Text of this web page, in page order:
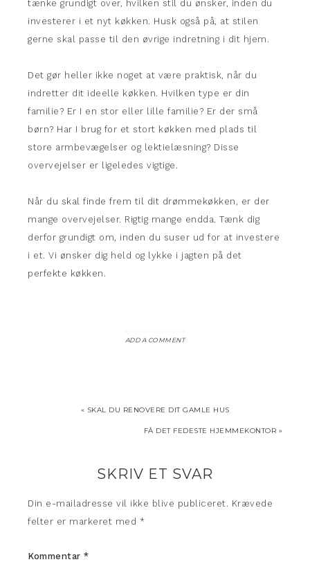
tænke grundigt over, hvilken stil du ønsker, inden du
investerer i et nyt køkken. Husk også på, at stilen
gerne skal passe til den øvrige indretning i dit hjem.
Det gør heller ikke noget at være praktisk, når du
indretter dit ideelle køkken. Hvilken type er din
familie? Er I en stor eller lille familie? Er der små
børn? Har I brug for et stort køkken med plads til
store armbevægelser og lektielæsning? Disse
overvejelser er ligeledes vigtige.
Når du skal finde frem til dit drømmekøkken, er der
mange overvejelser. Rigtig mange endda. Tænk dig
derfor grundigt om, inden du suser ud for at investere
i et. Vi ønsker dig held og lykke i jagten på det
perfekte køkken.
ADD A COMMENT
« SKAL DU RENOVERE DIT GAMLE HUS
FÅ DET FEDESTE HJEMMEKONTOR »
SKRIV ET SVAR
Din e-mailadresse vil ikke blive publiceret. Krævede
felter er markeret med *
Kommentar *